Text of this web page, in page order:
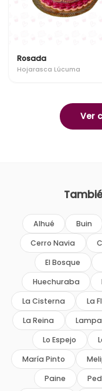
Rosada
Hojarasca Lúcuma
Ver
Alhué Buin
Cerro Navia
El Bosque
Huechuraba
La Cisterna
La
La Reina
Lampa
Lo Espejo
María Pinto
Paine